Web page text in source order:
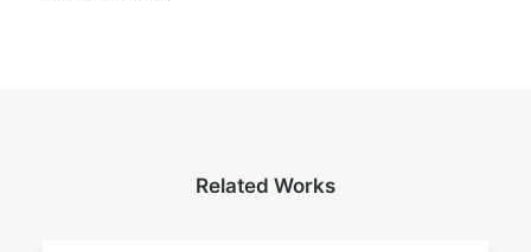
Related Works